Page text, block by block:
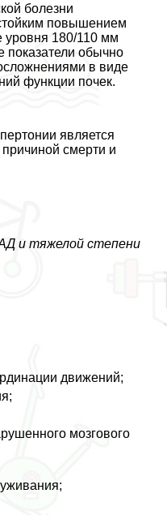
болезни
повышением
уровня 180/110 мм
показатели обычно
в виде
функции почек.
является
cмepти и
и тяжелой степени
движений;
мозгового